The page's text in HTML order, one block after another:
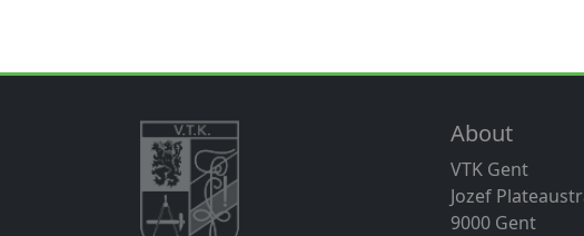
About
VTK Gent
Jozef
9000 Gent